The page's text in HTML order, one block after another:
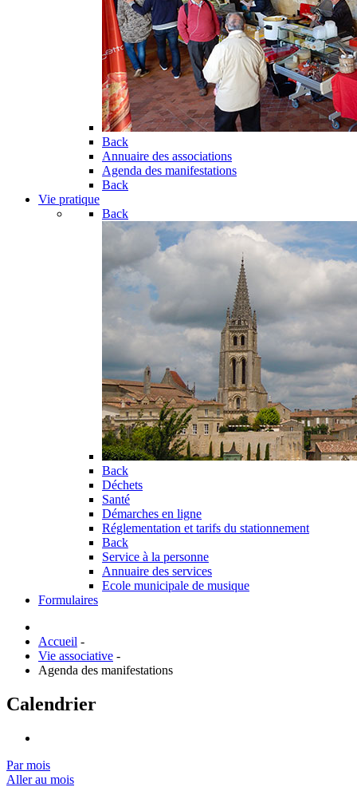
Back
Annuaire des associations
Agenda des manifestations
Back
Vie pratique
Back
Back
Déchets
Santé
Démarches en ligne
Réglementation et tarifs du stationnement
Back
Service à la personne
Annuaire des services
Ecole municipale de musique
Formulaires
Accueil -
Vie associative -
Agenda des manifestations
Calendrier
Par mois
Aller au mois